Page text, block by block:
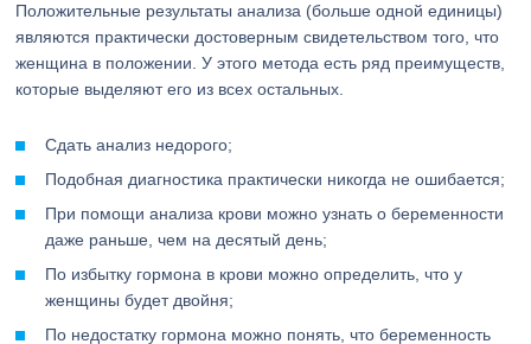
Положительные результаты анализа (больше одной единицы)
являются практически достоверным свидетельством того, что
женщина в положении. У этого метода есть ряд преимуществ,
которые выделяют его из всех остальных.
Сдать анализ недорого;
Подобная диагностика практически никогда не ошибается;
При помощи анализа крови можно узнать о беременности
даже раньше, чем на десятый день;
По избытку гормона в крови можно определить, что у
женщины будет двойня;
По недостатку гормона можно понять, что беременность